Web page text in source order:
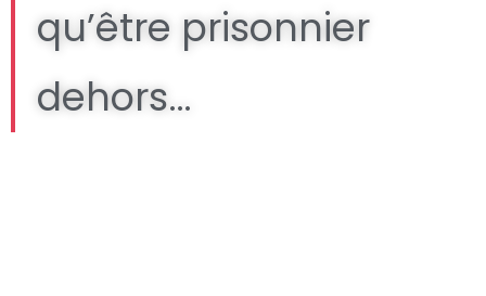
qu’être prisonnier
dehors…